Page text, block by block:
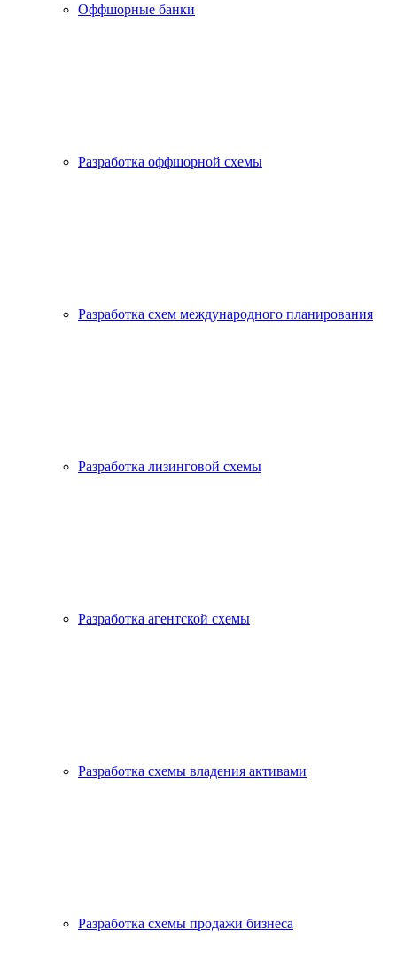
Оффшорные банки
Разработка оффшорной схемы
Разработка схем международного планирования
Разработка лизинговой схемы
Разработка агентской схемы
Разработка схемы владения активами
Разработка схемы продажи бизнеса